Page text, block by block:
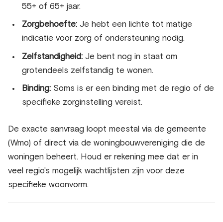
55+ of 65+ jaar.
Zorgbehoefte: Je hebt een lichte tot matige
indicatie voor zorg of ondersteuning nodig.
Zelfstandigheid: Je bent nog in staat om
grotendeels zelfstandig te wonen.
Binding: Soms is er een binding met de regio of de
specifieke zorginstelling vereist.
De exacte aanvraag loopt meestal via de gemeente
(Wmo) of direct via de woningbouwvereniging die de
woningen beheert. Houd er rekening mee dat er in
veel regio's mogelijk wachtlijsten zijn voor deze
specifieke woonvorm.